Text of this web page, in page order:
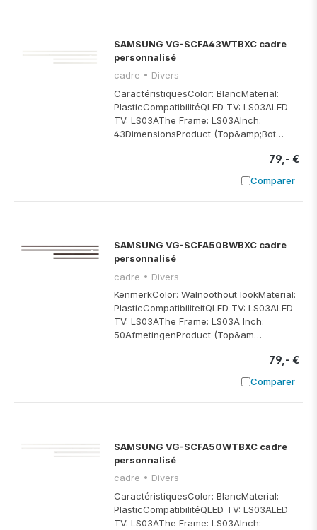
SAMSUNG VG-SCFA43WTBXC cadre
personnalisé
cadre • Divers
CaractéristiquesColor: BlancMaterial:
PlasticCompatibilitéQLED TV: LS03ALED
TV: LS03AThe Frame: LS03AInch:
43DimensionsProduct (Top&amp;Bot…
79,- €
Comparer
Ajouter à
SAMSUNG VG-SCFA50BWBXC cadre
personnalisé
cadre • Divers
KenmerkColor: Walnoothout lookMaterial:
PlasticCompatibiliteitQLED TV: LS03ALED
TV: LS03AThe Frame: LS03A Inch:
50AfmetingenProduct (Top&am…
79,- €
Comparer
Ajouter à
SAMSUNG VG-SCFA50WTBXC cadre
personnalisé
cadre • Divers
CaractéristiquesColor: BlancMaterial:
PlasticCompatibilitéQLED TV: LS03ALED
TV: LS03AThe Frame: LS03AInch: